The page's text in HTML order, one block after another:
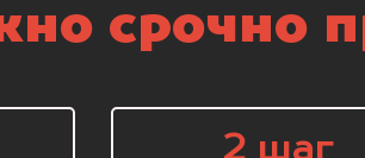
срочно
2 шаг